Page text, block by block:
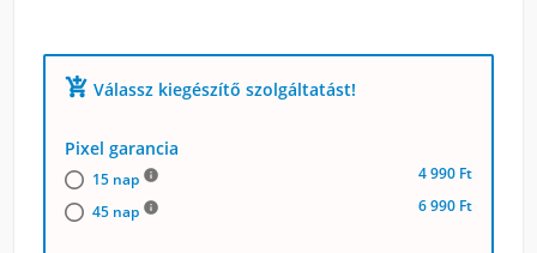
add_shopping_cart Válassz kiegészítő szolgáltatást!
Pixel garancia
15 nap info
4 990 Ft
45 nap info 6 990 Ft